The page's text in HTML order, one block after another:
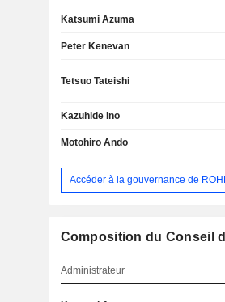
Katsumi Azuma
Peter Kenevan
Tetsuo Tateishi
Kazuhide Ino
Motohiro Ando
Accéder à la gouvernance de
Composition du Conseil
Administrateur